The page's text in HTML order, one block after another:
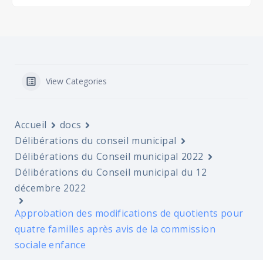
View Categories
Accueil
docs
Délibérations du conseil municipal
Délibérations du Conseil municipal 2022
Délibérations du Conseil municipal du 12
décembre 2022
Approbation des modifications de quotients pour
quatre familles après avis de la commission
sociale enfance